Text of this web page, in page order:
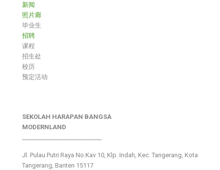
新闻
照片廊
毕业生
招聘
课程
招生处
校历
预定活动
SEKOLAH HARAPAN BANGSA
MODERNLAND
Jl. Pulau Putri Raya No.Kav 10, Klp. Indah, Kec. Tangerang, Kota
Tangerang, Banten 15117